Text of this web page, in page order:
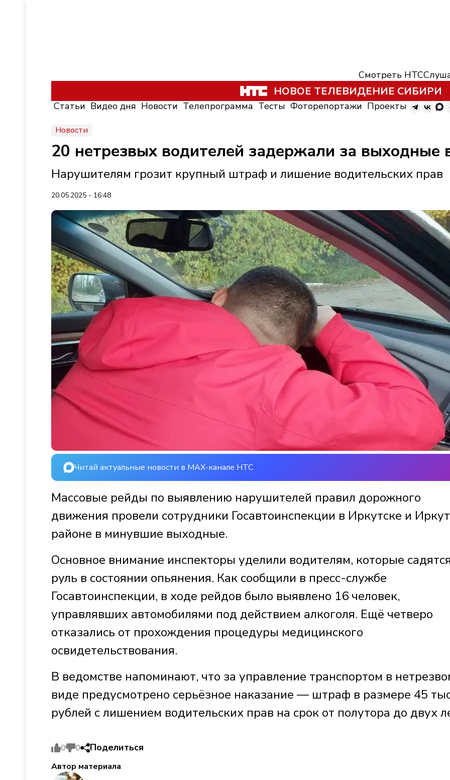
Смотреть НТС
НОВОЕ ТЕЛЕВИДЕНИЕ СИБИРИ
Статьи Видео дня Новости Телепрограмма Тесты Фоторепортажи Проекты
Новости
20 нетрезвых водителей задержали за выходные
Нарушителям грозит крупный штраф и лишение водительских прав
20.05.2025 - 16:48
Читай актуальные новости в MAX-канале НТС
Массовые рейды по выявлению нарушителей правил дорожного
движения провели сотрудники Госавтоинспекции в Иркутске и
районе в минувшие выходные.
Основное внимание инспекторы уделили водителям, которые
руль в состоянии опьянения. Как сообщили в пресс-службе
Госавтоинспекции, в ходе рейдов было выявлено 16 человек,
управлявших автомобилями под действием алкоголя. Ещё четверо
отказались от прохождения процедуры медицинского
освидетельствования.
В ведомстве напоминают, что за управление транспортом в
виде предусмотрено серьёзное наказание — штраф в размере 45
рублей с лишением водительских прав на срок от полутора до двух
0 0 Поделиться
Автор материала